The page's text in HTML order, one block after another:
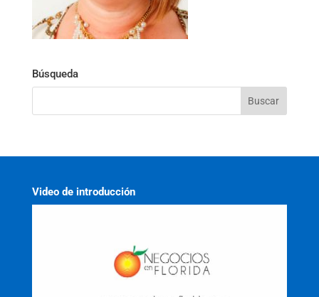
Búsqueda
Video de introducción